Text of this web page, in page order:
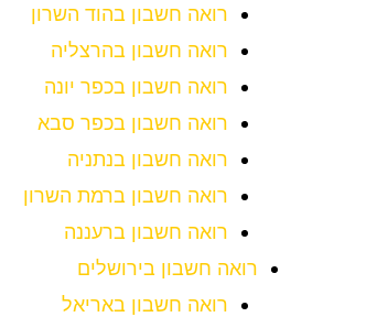
רואה חשבון בהוד השרון
רואה חשבון בהרצליה
רואה חשבון בכפר יונה
רואה חשבון בכפר סבא
רואה חשבון בנתניה
רואה חשבון ברמת השרון
רואה חשבון ברעננה
רואה חשבון בירושלים
רואה חשבון באריאל